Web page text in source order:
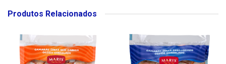
Produtos Relacionados